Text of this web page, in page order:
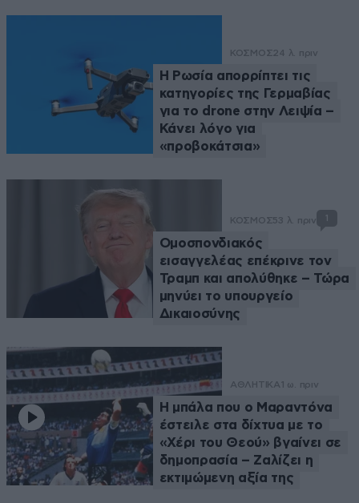
ΚΟΣΜΟΣ24 λ. πριν
Η Ρωσία απορρίπτει τις
κατηγορίες της Γερμαβίας
για το drone στην Λειψία –
Κάνει λόγο για
«προβοκάτσια»
ΚΟΣΜΟΣ53 λ. πριν
Ομοσπονδιακός
εισαγγελέας επέκρινε τον
Τραμπ και απολύθηκε – Τώρα
μηνύει το υπουργείο
Δικαιοσύνης
ΑΘΛΗΤΙΚΑ 1 ω. πριν
Η μπάλα που ο Μαραντόνα
έστειλε στα δίχτυα με το
«Χέρι του Θεού» βγαίνει σε
δημοπρασία – Ζαλίζει η
εκτιμώμενη αξία της